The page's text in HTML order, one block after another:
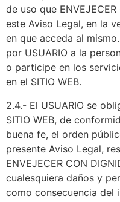
de uso que
este Aviso Legal, en la
en que acceda al
por USUARIO a la
o participe en los
en el SITIO WEB.
2.4.- El USUARIO se
SITIO WEB, de
buena fe, el orden
presente Aviso Legal,
ENVEJECER CON
cualesquiera daños y
como consecuencia del